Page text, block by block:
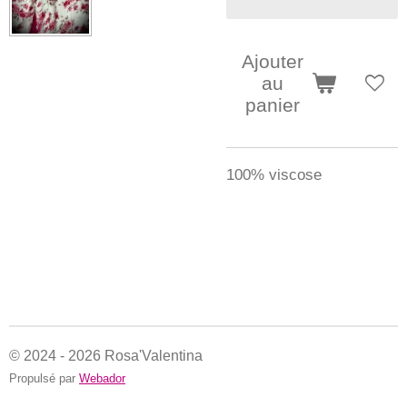
Ajouter
au
panier
100% viscose
© 2024 - 2026 Rosa'Valentina
Propulsé par Webador